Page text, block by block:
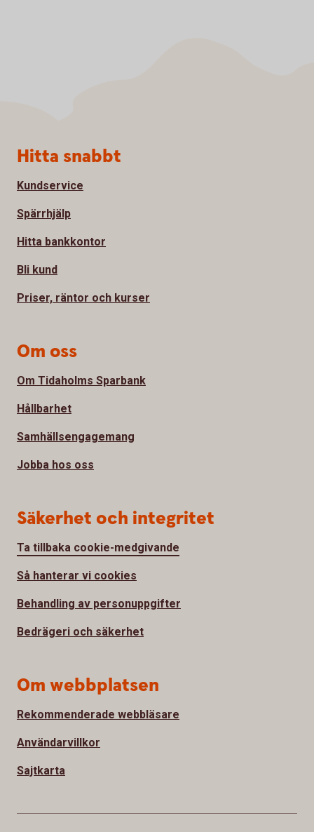
Sidfot
Hitta snabbt
Kundservice
Spärrhjälp
Hitta bankkontor
Bli kund
Priser, räntor och kurser
Om oss
Om Tidaholms Sparbank
Hållbarhet
Samhällsengagemang
Jobba hos oss
Säkerhet och integritet
Ta tillbaka cookie-medgivande
Så hanterar vi cookies
Behandling av personuppgifter
Bedrägeri och säkerhet
Om webbplatsen
Rekommenderade webbläsare
Användarvillkor
Sajtkarta